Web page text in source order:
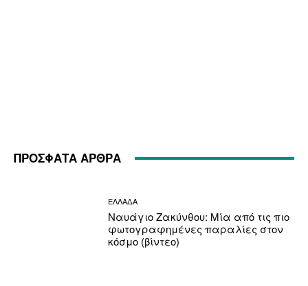
ΠΡΟΣΦΑΤΑ ΑΡΘΡΑ
ΕΛΛΑΔΑ
Ναυάγιο Ζακύνθου: Μία από τις πιο
φωτογραφημένες παραλίες στον
κόσμο (βίντεο)